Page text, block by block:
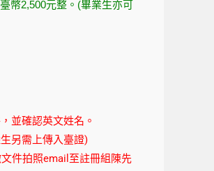
幣2,500元整。(畢業生亦可
並確認英文姓名。
另需上傳入臺證)
件拍照email至註冊組陳先